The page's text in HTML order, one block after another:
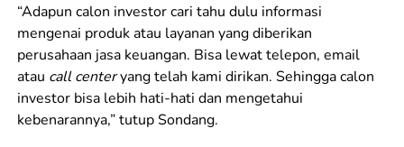
“Adapun calon investor cari tahu dulu informasi
mengenai produk atau layanan yang diberikan
perusahaan jasa keuangan. Bisa lewat telepon, email
atau call centeryang telah kami dirikan. Sehingga calon
investor bisa lebih hati-hati dan mengetahui
kebenarannya,” tutup Sondang.